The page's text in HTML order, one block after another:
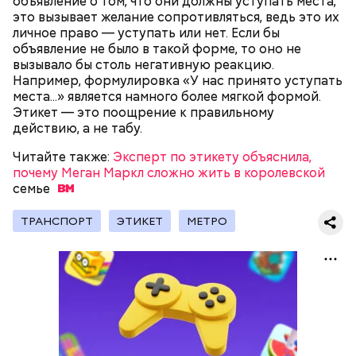
это вызывает желание сопротивляться, ведь это их
личное право — уступать или нет. Если бы
объявление не было в такой форме, то оно не
вызывало бы столь негативную реакцию.
Например, формулировка «У нас принято уступать
места...» является намного более мягкой формой.
Этикет — это поощрение к правильному
действию, а не табу.
Читайте также: Эксперт по этикету объяснила,
почему Меган Маркл сложно жить в королевской
семье
ТРАНСПОРТ ЭТИКЕТ МЕТРО
Как гласит предание, совершая паломничество в
Иерусалим, Николай Чудотворец по просьбе
отчаявшихся путников молитвой успокоил
разбушевавшееся море.
смерти трех мужей, невинно осужденных
корыстолюбивым градоначальником.
Понадобятся:
2 корня сельдерея,
салатная заправка.